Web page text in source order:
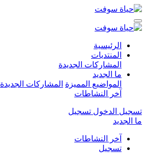
الرئيسية
المنتديات
المشاركات الجديدة
ما الجديد
المواضيع المميزة المشاركات الجديدة
آخر النشاطات
تسجيل الدخول تسجيل
ما الجديد
آخر النشاطات
تسجيل